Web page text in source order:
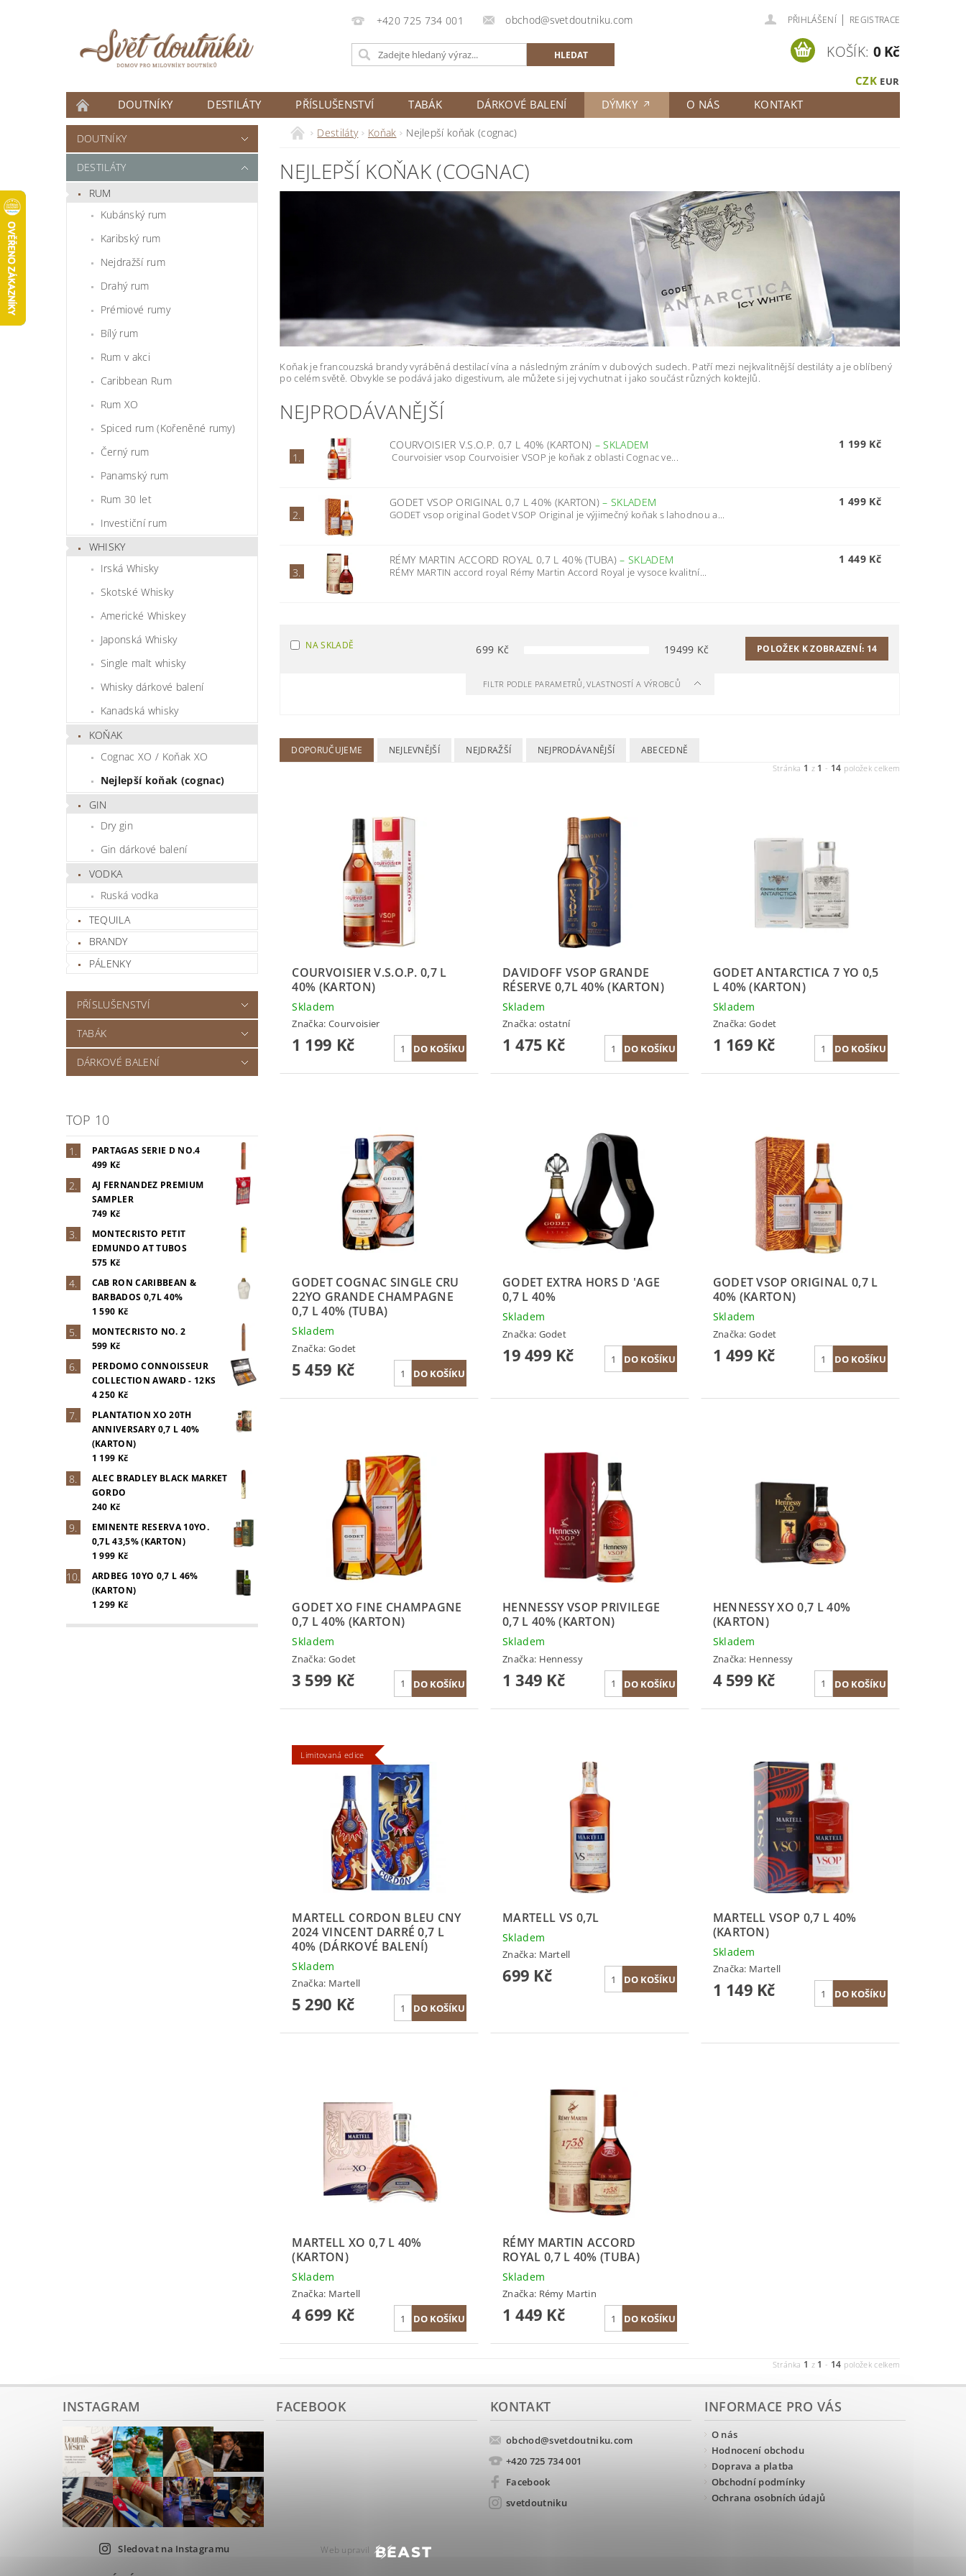
+420 725 734 001 obchod@svetdoutniku.com PŘIHLÁŠENÍ | REGISTRACE
CZK EUR
KOŠÍK: 0 Kč
DOUTNÍKY DESTILÁTY PŘÍSLUŠENSTVÍ TABÁK DÁRKOVÉ BALENÍ DÝMKY O NÁS
KONTAKT
ČLÁNKY
DOUTNÍKY
DESTILÁTY
RUM
Kubánský rum
Karibský rum
Nejdražší rum
Drahý rum
Prémiové rumy
Bílý rum
Rum v akci
Caribbean Rum
Rum XO
Spiced rum (Kořeněné rumy)
Černý rum
Panamský rum
Rum 30 let
Investiční rum
WHISKY
Irská Whisky
Skotské Whisky
Americké Whiskey
Japonská Whisky
Single malt whisky
Whisky dárkové balení
Kanadská whisky
KOŇAK
Cognac XO / Koňak XO
Nejlepší koňak (cognac)
GIN
Dry gin
Gin dárkové balení
VODKA
Ruská vodka
TEQUILA
BRANDY
PÁLENKY
PŘÍSLUŠENSTVÍ
TABÁK
DÁRKOVÉ BALENÍ
TOP 10
PARTAGAS SERIE D NO.4
499 Kč
AJ FERNANDEZ PREMIUM
SAMPLER
749 Kč
MONTECRISTO PETIT
EDMUNDO AT TUBOS
575 Kč
CAB RON CARIBBEAN &
BARBADOS 0,7L 40%
1 590 Kč
MONTECRISTO NO. 2
599 Kč
PERDOMO CONNOISSEUR
COLLECTION AWARD - 12KS
4 250 Kč
PLANTATION XO 20TH
ANNIVERSARY 0,7 L 40%
(KARTON)
1 199 Kč
ALEC BRADLEY BLACK MARKET
GORDO
240 Kč
EMINENTE RESERVA 10YO.
0,7L 43,5% (KARTON)
1 999 Kč
ARDBEG 10YO 0,7 L 46%
(KARTON)
1 299 Kč
Destiláty Koňak Nejlepší koňak (cognac)
NEJLEPŠÍ KOŇAK (COGNAC)
Koňak je francouzská brandy vyráběná destilací vína a následným zráním v dubových sudech. Patří mezi nejkvalitnější destiláty a je oblíbený
po celém světě. Obvykle se podává jako digestivum, ale můžete si jej vychutnat i jako součást různých koktejlů.
NEJPRODÁVANĚJŠÍ
1.
COURVOISIER V.S.O.P. 0,7 L 40% (KARTON) – SKLADEM
Courvoisier vsop Courvoisier VSOP je koňak z oblasti Cognac ve...
1 199 Kč
2.
GODET VSOP ORIGINAL 0,7 L 40% (KARTON)– SKLADEM
GODET vsop original Godet VSOP Original je výjimečný koňak s lahodnou a...
1 499 Kč
3.
RÉMY MARTIN ACCORD ROYAL 0,7 L 40% (TUBA)– SKLADEM
RÉMY MARTIN accord royal Rémy Martin Accord Royal je vysoce kvalitní...
1 449 Kč
NA SKLADĚ 699 Kč 19499 Kč POLOŽEK K ZOBRAZENÍ: 14
FILTR PODLE PARAMETRŮ, VLASTNOSTÍ A VÝROBCŮ
DOPORUČUJEME NEJLEVNĚJŠÍ NEJDRAŽŠÍ NEJPRODÁVANĚJŠÍ ABECEDNĚ
Stránka 1 z 1 - 14 položek celkem
COURVOISIER V.S.O.P. 0,7 L
40% (KARTON)
Skladem
Značka: Courvoisier
1 199 Kč
DAVIDOFF VSOP GRANDE
RÉSERVE 0,7L 40% (KARTON)
Skladem
Značka: ostatní
1 475 Kč
GODET ANTARCTICA 7 YO 0,5
L 40% (KARTON)
Skladem
Značka:Godet
1 169 Kč
GODET COGNAC SINGLE CRU
22YO GRANDE CHAMPAGNE
0,7 L 40% (TUBA)
Skladem
Značka: Godet
5 459 Kč
GODET EXTRA HORS D 'AGE
0,7 L 40%
Skladem
Značka: Godet
19 499 Kč
GODET VSOP ORIGINAL 0,7 L
40% (KARTON)
Skladem
Značka:Godet
1 499 Kč
GODET XO FINE CHAMPAGNE
0,7 L 40% (KARTON)
Skladem
Značka: Godet
3 599 Kč
HENNESSY VSOP PRIVILEGE
0,7 L 40% (KARTON)
Skladem
Značka: Hennessy
1 349 Kč
HENNESSY XO 0,7 L 40%
(KARTON)
Skladem
Značka: Hennessy
4 599 Kč
Limitovaná edice
MARTELL CORDON BLEU CNY
2024 VINCENT DARRÉ 0,7 L
40% (DÁRKOVÉ BALENÍ)
Skladem
Značka: Martell
5 290 Kč
MARTELL VS 0,7L
Skladem
Značka: Martell
699 Kč
MARTELL VSOP 0,7 L 40%
(KARTON)
Skladem
Značka: Martell
1 149 Kč
MARTELL XO 0,7 L 40%
(KARTON)
Skladem
Značka: Martell
4 699 Kč
RÉMY MARTIN ACCORD
ROYAL 0,7 L 40% (TUBA)
Skladem
Značka: Rémy Martin
1 449 Kč
Stránka 1 z 1 - 14 položek celkem
INSTAGRAM
Sledovat na Instagramu
FACEBOOK KONTAKT
obchod@svetdoutniku.com
+420 725 734 001
Facebook
svetdoutniku
INFORMACE PRO VÁS
O nás
Hodnocení obchodu
Doprava a platba
Obchodní podmínky
Ochrana osobních údajů
Web upravil